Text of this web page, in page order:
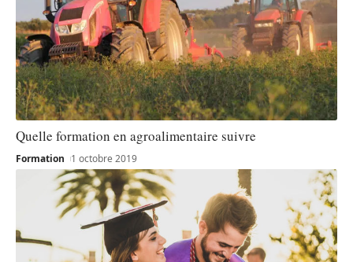
Quelle formation en agroalimentaire suivre
Formation 1 octobre 2019